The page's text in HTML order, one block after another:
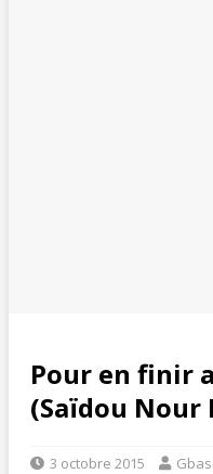
Pour en finir
(Saïdou Nour
3 octobre 2015